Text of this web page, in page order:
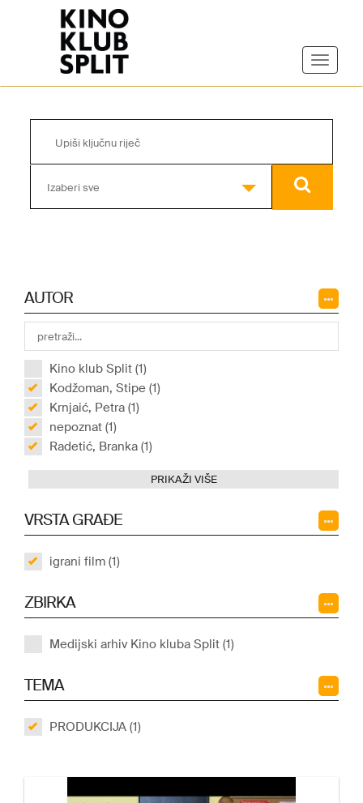
Izaberi sve
AUTOR
Kino klub Split (1)
Kodžoman, Stipe (1)
Krnjaić, Petra (1)
nepoznat (1)
Radetić, Branka (1)
PRIKAŽI VIŠE
VRSTA GRAĐE
igrani film (1)
ZBIRKA
Medijski arhiv Kino kluba Split (1)
TEMA
PRODUKCIJA (1)